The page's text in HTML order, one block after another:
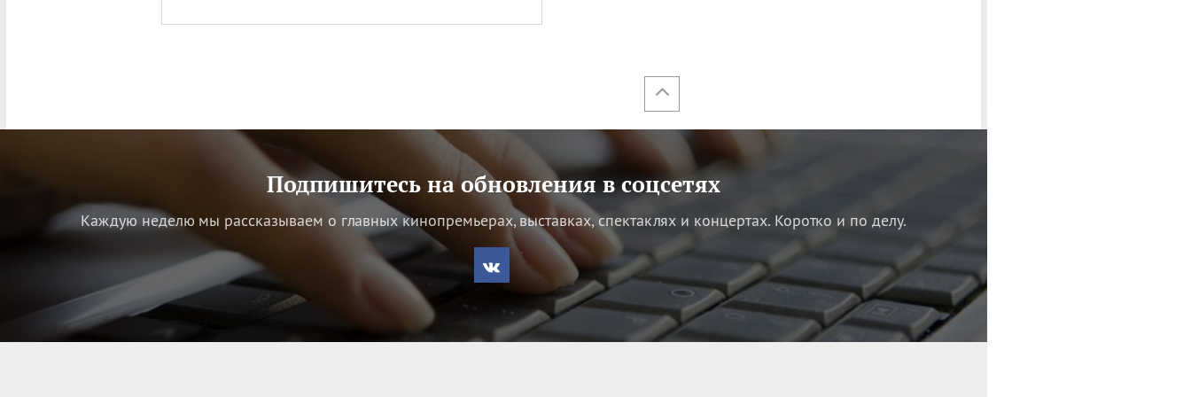
Подпишитесь на обновления в соцсетях
Каждую неделю мы рассказываем о главных кинопремьерах, выставках, спектаклях и концертах. Коротко и по делу.